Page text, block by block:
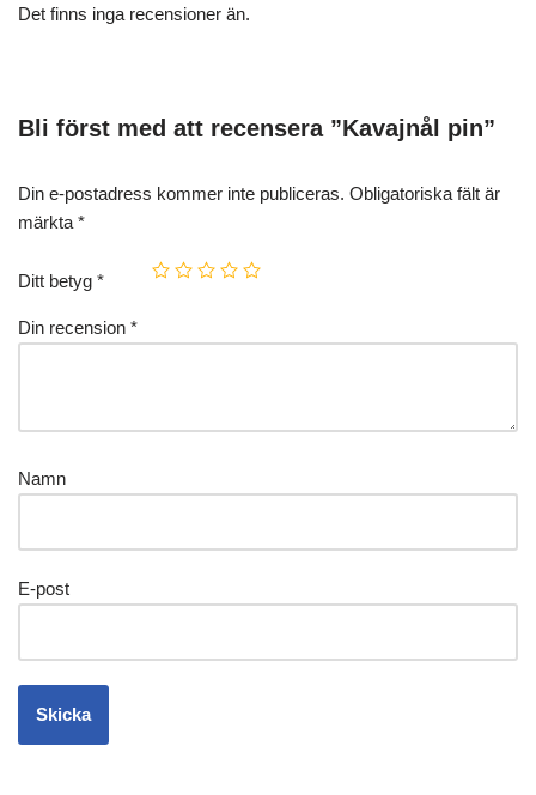
Det finns inga recensioner än.
Bli först med att recensera ”Kavajnål pin”
Din e-postadress kommer inte publiceras. Obligatoriska fält är
märkta *
Ditt betyg *
Din recension *
Namn
E-post